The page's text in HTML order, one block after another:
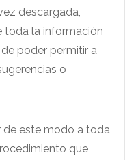
descargada,
toda la información
poder permitir a
o
de este modo a toda
que